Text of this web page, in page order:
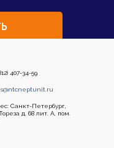
Санкт-Петербург,
д. 68 лит. А, пом.
407-34-59